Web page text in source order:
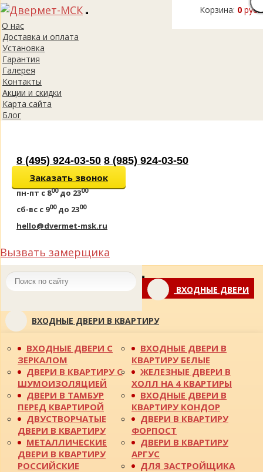
Корзина: 0 руб.
Toggle
О нас
Доставка и оплата
Установка
Гарантия
Галерея
Контакты
Акции и скидки
Карта сайта
Блог
8 (495) 924-03-50 8 (985) 924-03-50
Заказать звонок
пн-пт с 800до 2300
сб-вс с 900до 2300
hello@dvermet-msk.ru
Вызвать замерщика
Toggle
navigationВХОДНЫЕ ДВЕРИ
ВХОДНЫЕ ДВЕРИ В КВАРТИРУ
ВХОДНЫЕ ДВЕРИ С
ЗЕРКАЛОМ
ДВЕРИ В КВАРТИРУ С
ШУМОИЗОЛЯЦИЕЙ
ДВЕРИ В ТАМБУР
ПЕРЕД КВАРТИРОЙ
ДВУСТВОРЧАТЫЕ
ДВЕРИ В КВАРТИРУ
МЕТАЛЛИЧЕСКИЕ
ДВЕРИ В КВАРТИРУ
РОССИЙСКИЕ
ВХОДНЫЕ ДВЕРИ В
КВАРТИРУ БЕЛЫЕ
ЖЕЛЕЗНЫЕ ДВЕРИ В
ХОЛЛ НА 4 КВАРТИРЫ
ВХОДНЫЕ ДВЕРИ В
КВАРТИРУ КОНДОР
ДВЕРИ В КВАРТИРУ
ФОРПОСТ
ДВЕРИ В КВАРТИРУ
АРГУС
ДЛЯ ЗАСТРОЙЩИКА